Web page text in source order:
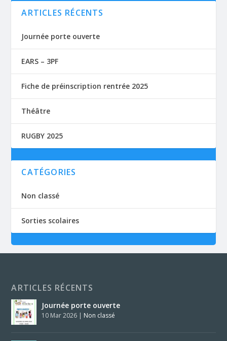
ARTICLES RÉCENTS
Journée porte ouverte
EARS – 3PF
Fiche de préinscription rentrée 2025
Théâtre
RUGBY 2025
CATÉGORIES
Non classé
Sorties scolaires
ARTICLES RÉCENTS
Journée porte ouverte
10 Mar 2026 | Non classé